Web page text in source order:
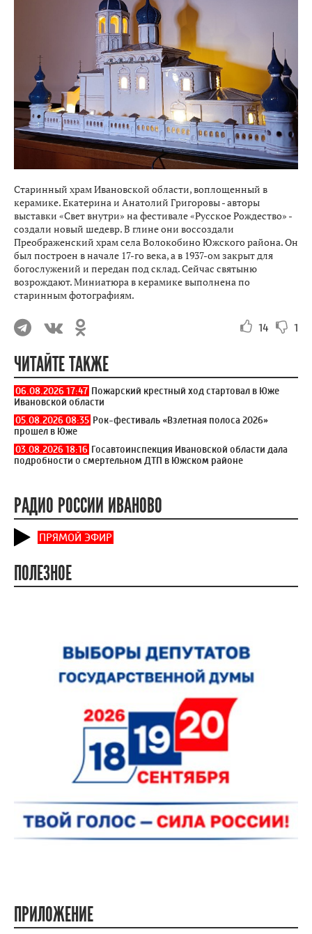
Старинный храм Ивановской области, воплощенный в
керамике. Екатерина и Анатолий Григоровы - авторы
выставки «Свет внутри» на фестивале «Русское Рождество» -
создали новый шедевр. В глине они воссоздали
Преображенский храм села Волокобино Южского района. Он
был построен в начале 17-го века, а в 1937-ом закрыт для
богослужений и передан под склад. Сейчас святыню
возрождают. Миниатюра в керамике выполнена по
старинным фотографиям.
14 1
ЧИТАЙТЕ ТАКЖЕ
06.08.2026 17:47 Пожарский крестный ход стартовал в Юже
Ивановской области
05.08.2026 08:35 Рок-фестиваль «Взлетная полоса 2026»
прошел в Юже
03.08.2026 18:16 Госавтоинспекция Ивановской области дала
подробности о смертельном ДТП в Южском районе
РАДИО РОССИИ ИВАНОВО
ПРЯМОЙ ЭФИР
ПОЛЕЗНОЕ
ПРИЛОЖЕНИЕ